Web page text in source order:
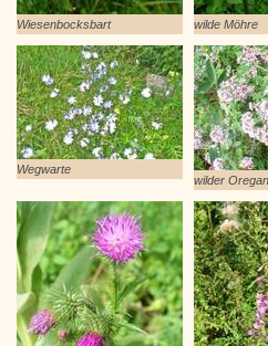
Wiesenbocksbart wilde Möhre
Wegwarte
wilder